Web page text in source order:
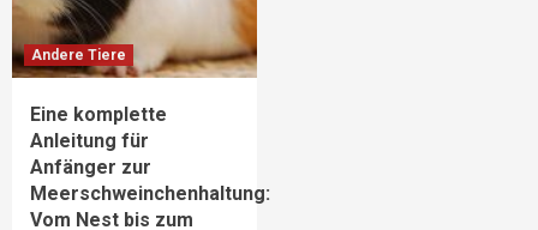
Andere Tiere
Eine komplette
Anleitung für
Anfänger zur
Meerschweinchenhaltung:
Vom Nest bis zum